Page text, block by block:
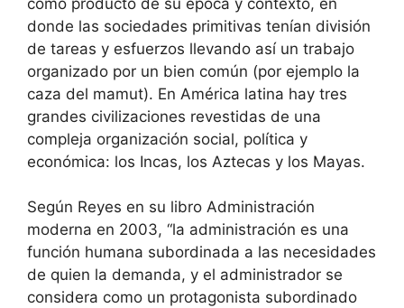
donde las sociedades primitivas tenían división
de tareas y esfuerzos llevando así un trabajo
organizado por un bien común (por ejemplo la
caza del mamut). En América latina hay tres
grandes civilizaciones revestidas de una
compleja organización social, política y
económica: los Incas, los Aztecas y los Mayas.
Según Reyes en su libro Administración
moderna en 2003, “la administración es una
función humana subordinada a las necesidades
de quien la demanda, y el administrador se
considera como un protagonista subordinado